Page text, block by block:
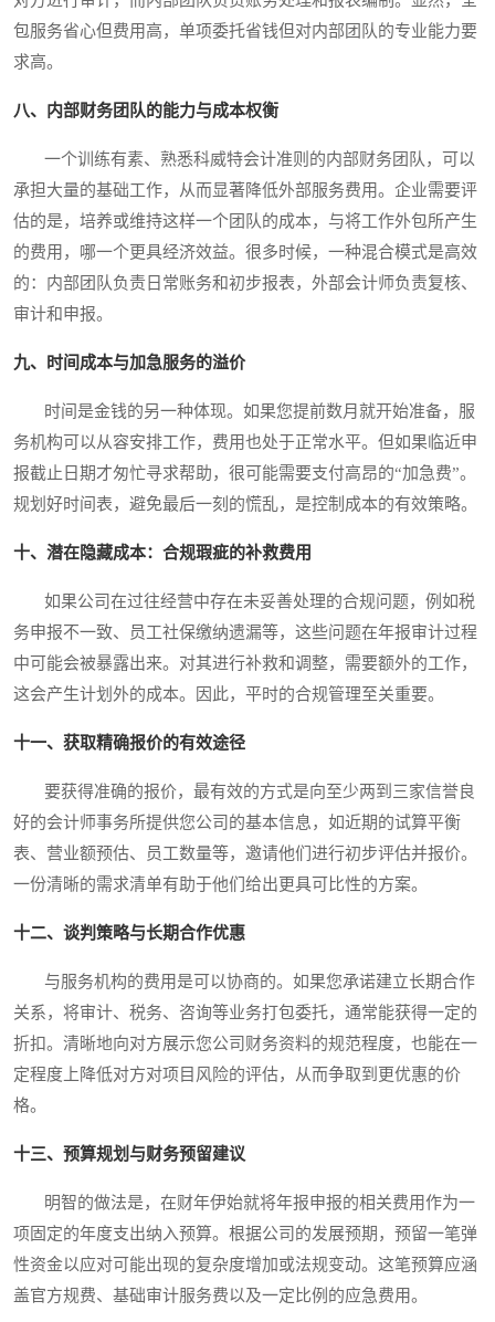
包服务省心但费用高，单项委托省钱但对内部团队的专业能力要
求高。
八、内部财务团队的能力与成本权衡
一个训练有素、熟悉科威特会计准则的内部财务团队，可以
承担大量的基础工作，从而显著降低外部服务费用。企业需要评
估的是，培养或维持这样一个团队的成本，与将工作外包所产生
的费用，哪一个更具经济效益。很多时候，一种混合模式是高效
的：内部团队负责日常账务和初步报表，外部会计师负责复核、
审计和申报。
九、时间成本与加急服务的溢价
时间是金钱的另一种体现。如果您提前数月就开始准备，服
务机构可以从容安排工作，费用也处于正常水平。但如果临近申
报截止日期才匆忙寻求帮助，很可能需要支付高昂的“加急费”。
规划好时间表，避免最后一刻的慌乱，是控制成本的有效策略。
十、潜在隐藏成本：合规瑕疵的补救费用
如果公司在过往经营中存在未妥善处理的合规问题，例如税
务申报不一致、员工社保缴纳遗漏等，这些问题在年报审计过程
中可能会被暴露出来。对其进行补救和调整，需要额外的工作，
这会产生计划外的成本。因此，平时的合规管理至关重要。
十一、获取精确报价的有效途径
要获得准确的报价，最有效的方式是向至少两到三家信誉良
好的会计师事务所提供您公司的基本信息，如近期的试算平衡
表、营业额预估、员工数量等，邀请他们进行初步评估并报价。
一份清晰的需求清单有助于他们给出更具可比性的方案。
十二、谈判策略与长期合作优惠
与服务机构的费用是可以协商的。如果您承诺建立长期合作
关系，将审计、税务、咨询等业务打包委托，通常能获得一定的
折扣。清晰地向对方展示您公司财务资料的规范程度，也能在一
定程度上降低对方对项目风险的评估，从而争取到更优惠的价
格。
十三、预算规划与财务预留建议
明智的做法是，在财年伊始就将年报申报的相关费用作为一
项固定的年度支出纳入预算。根据公司的发展预期，预留一笔弹
性资金以应对可能出现的复杂度增加或法规变动。这笔预算应涵
盖官方规费、基础审计服务费以及一定比例的应急费用。